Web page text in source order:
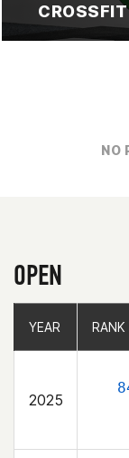
NO
OPEN
YEAR RANK
2025
YEAR RANK